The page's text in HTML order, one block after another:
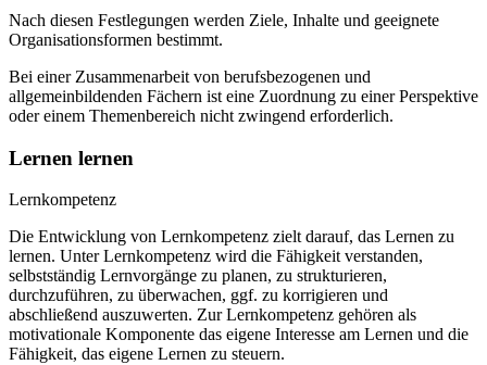
Nach diesen Festlegungen werden Ziele, Inhalte und geeignete
Organisationsformen bestimmt.
Bei einer Zusammenarbeit von berufsbezogenen und
allgemeinbildenden Fächern ist eine Zuordnung zu einer Perspektive
oder einem Themenbereich nicht zwingend erforderlich.
Lernen lernen
Lernkompetenz
Die Entwicklung von Lernkompetenz zielt darauf, das Lernen zu
lernen. Unter Lernkompetenz wird die Fähigkeit verstanden,
selbstständig Lernvorgänge zu planen, zu strukturieren,
durchzuführen, zu überwachen, ggf. zu korrigieren und
abschließend auszuwerten. Zur Lernkompetenz gehören als
motivationale Komponente das eigene Interesse am Lernen und die
Fähigkeit, das eigene Lernen zu steuern.